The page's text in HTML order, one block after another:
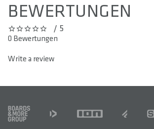
BEWERTUNGEN
0 out of 5 stars/ 5
0 Bewertungen
Write a review
FOOTER